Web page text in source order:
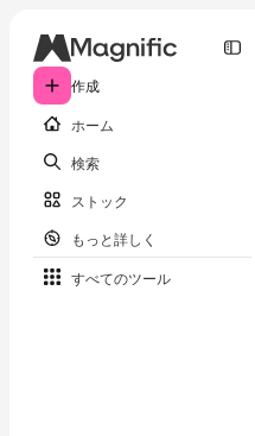
作成
ホーム
検索
ストック
もっと詳しく
すべてのツール